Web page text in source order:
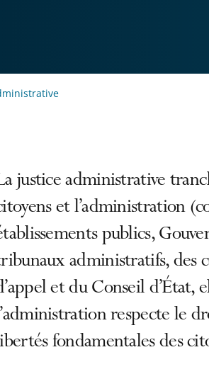
justice administrative
et l’administration
publics,
administratifs, des
et du Conseil d’État,
respecte le
fondamentales des